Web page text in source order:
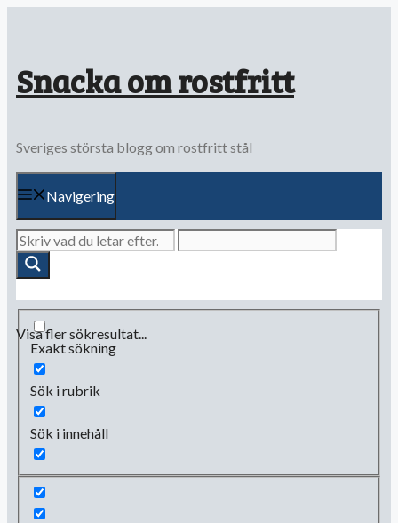
Snacka om rostfritt
Sveriges största blogg om rostfritt stål
Navigering
Visa fler sökresultat...
Exakt sökning
Sök i rubrik
Sök i innehåll